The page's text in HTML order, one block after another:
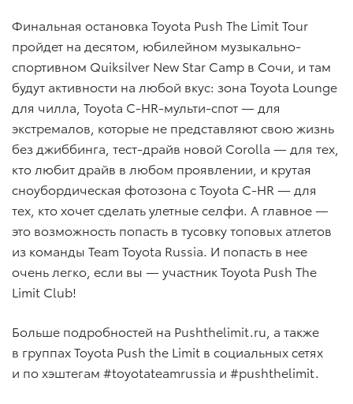
Финальная остановка Toyota Push The Limit Tour
пройдет на десятом, юбилейном музыкально-
спортивном Quiksilver New Star Camp в Сочи, и там
будут активности на любой вкус: зона Toyota Lounge
для чилла, Toyota C-HR-мульти-спот — для
экстремалов, которые не представляют свою жизнь
без джиббинга, тест-драйв новой Corolla — для тех,
кто любит драйв в любом проявлении, и крутая
сноубордическая фотозона с Toyota C-HR — для
тех, кто хочет сделать улетные селфи. А главное —
это возможность попасть в тусовку топовых атлетов
из команды Team Toyota Russia. И попасть в нее
очень легко, если вы — участник Toyota Push The
Limit Club!
Больше подробностей на Pushthelimit.ru, а также
в группах Toyota Push the Limit в социальных сетях
и по хэштегам #toyotateamrussia и #pushthelimit.